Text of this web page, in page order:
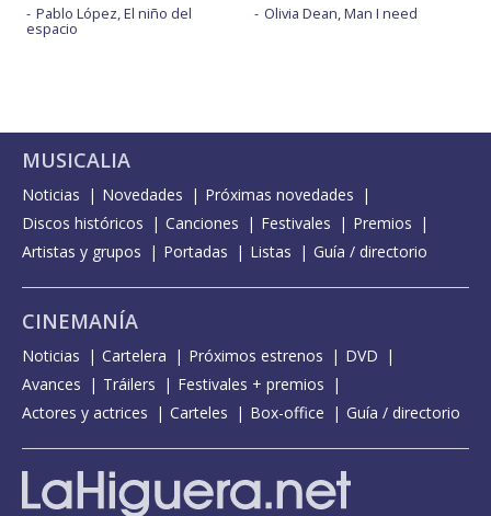
Pablo López, El niño del
espacio
Olivia Dean, Man I need
MUSICALIA
Noticias Novedades
Próximas novedades
Discos históricos
Canciones Festivales
Premios
Artistas y grupos
Portadas Listas Guía / directorio
CINEMANÍA
Noticias Cartelera Próximos estrenos
DVD
Avances
Tráilers
Festivales + premios
Actores y actrices
Carteles Box-office Guía / directorio